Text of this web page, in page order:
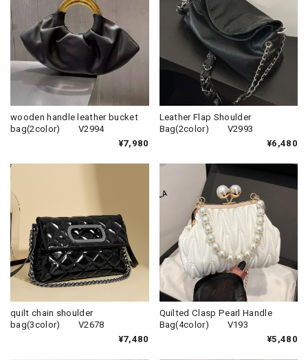
wooden handle leather bucket
bag(2color) V2994
¥7,980
Leather Flap Shoulder
Bag(2color) V2993
¥6,480
quilt chain shoulder
bag(3color) V2678
¥7,480
Quilted Clasp Pearl Handle
Bag(4color) V193
¥5,480